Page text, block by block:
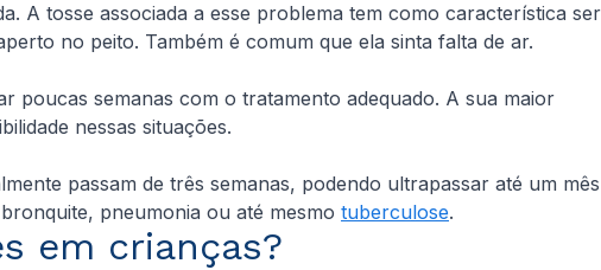
A tosse associada a esse problema tem como característica ser
no peito. Também é comum que ela sinta falta de ar.
poucas semanas com o tratamento adequado. A sua maior
nessas situações.
passam de três semanas, podendo ultrapassar até um mês
pneumonia ou até mesmo tuberculose.
em crianças?